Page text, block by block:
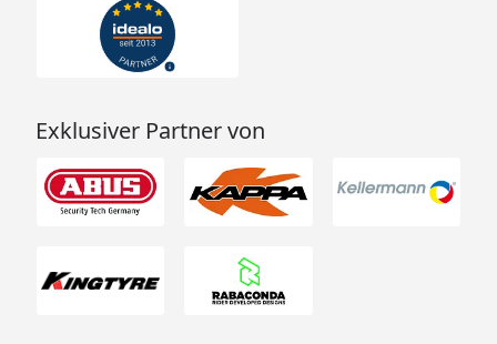
Exklusiver Partner von